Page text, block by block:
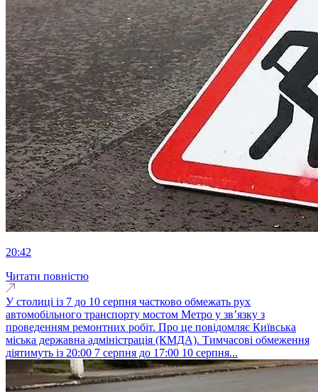
20:42
Читати повністю
У столиці із 7 до 10 серпня частково обмежать рух
автомобільного транспорту мостом Метро у зв’язку з
проведенням ремонтних робіт. Про це повідомляє Київська
міська державна адміністрація (КМДА). Тимчасові обмеження
діятимуть із 20:00 7 серпня до 17:00 10 серпня...